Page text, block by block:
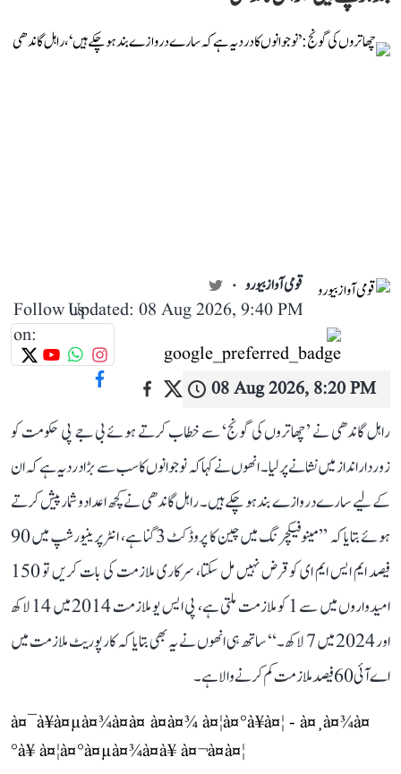
قومی آواز بیورو
Updated: 08 Aug 2026, 9:40 PM
Follow us
on:
08 Aug 2026, 8:20 PM
راہل گاندھی نے ’چھاتروں کی گونج‘ سے خطاب کرتے ہوئے بی جے پی حکومت کو
زوردار انداز میں نشانے پر لیا۔ انھوں نے کہا کہ نوجوانوں کا سب سے بڑا درد یہ ہے کہ ان
کے لیے سارے دروازے بند ہو چکے ہیں۔ راہل گاندھی نے کچھ اعداد و شمار پیش کرتے
ہوئے بتایا کہ ’’مینوفیکچرنگ میں چین کا پروڈکٹ 3 گنا ہے، انٹرپرینیورشپ میں 90
فیصد ایم ایس ایم ای کو قرض نہیں مل سکتا، سرکاری ملازمت کی بات کریں تو 150
امیدواروں میں سے 1 کو ملازمت ملتی ہے، پی ایس یو ملازمت 2014 میں 14 لاکھ
اور 2024 میں 7 لاکھ۔‘‘ ساتھ ہی انھوں نے یہ بھی بتایا کہ کارپوریٹ ملازمت میں
اے آئی 60 فیصد ملازمت کم کرنے والا ہے۔
à¤¯à¥à¤µà¤¾à¤à¤ à¤à¤¾ à¤¦à¤°à¥à¤¦ - à¤¸à¤¾à¤
°à¥ à¤¦à¤°à¤µà¤¾à¤à¥ à¤¬à¤à¤¦